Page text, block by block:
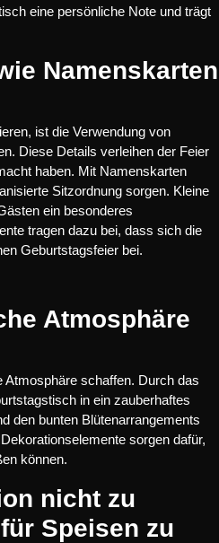
eine persönliche Note und trägt
Namenskarten
ist die Verwendung von
Diese Details verleihen der Feier
haben. Mit Namenskarten
Sitzordnung sorgen. Kleine
ein besonderes
tragen dazu bei, dass sich die
Geburtstagsfeier bei.
Atmosphäre
schaffen. Durch das
in ein zauberhaftes
den bunten Blütenarrangements
sorgen dafür,
können.
nicht zu
Speisen zu